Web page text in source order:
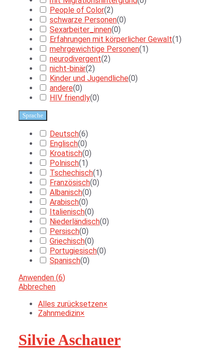
People of Color(2)
schwarze Personen(0)
Sexarbeiter_innen(0)
Erfahrungen mit körperlicher Gewalt(1)
mehrgewichtige Personen(1)
neurodivergent(2)
nicht-binär(2)
Kinder und Jugendliche(0)
andere(0)
HIV friendly(0)
Sprache
Deutsch(6)
Englisch(0)
Kroatisch(0)
Polnisch(1)
Tschechisch(1)
Französisch(0)
Albanisch(0)
Arabisch(0)
Italienisch(0)
Niederländisch(0)
Persisch(0)
Griechisch(0)
Portugiesisch(0)
Spanisch(0)
Anwenden (6)
Abbrechen
Alles zurücksetzen×
Zahnmedizin×
Silvie Aschauer